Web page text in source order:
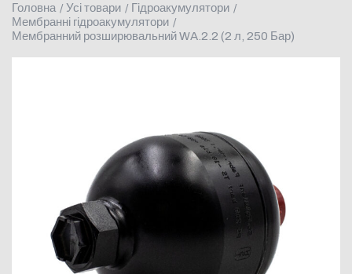
Головна / Усі товари / Гідроакумулятори /
Мембранні гідроакумулятори /
Мембранний розширювальний WA.2.2 (2 л, 250 Бар)